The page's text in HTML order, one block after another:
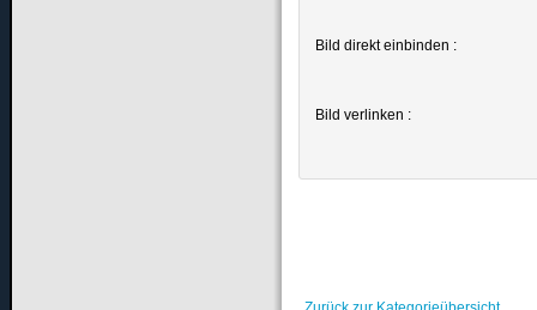
Bild direkt einbinden :
Bild verlinken :